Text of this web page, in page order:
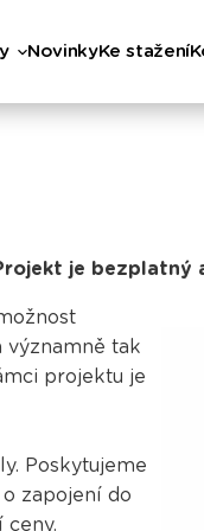
NovinkyKe stažení
je bezplatný
tak
projektu je
Poskytujeme
zapojení do
ceny.